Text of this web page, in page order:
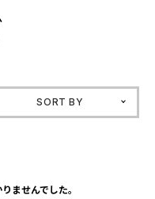
SORT BY
ませんでした。